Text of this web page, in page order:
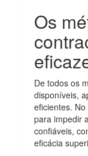
Os
De todos os
disponíveis,
eficientes.
para impedir
confiáveis,
eficácia